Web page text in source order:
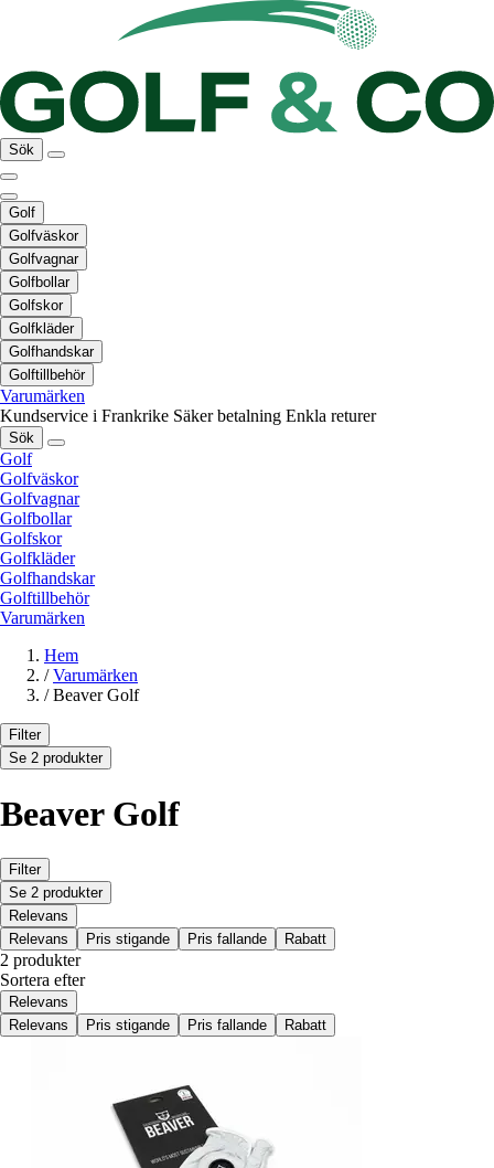
Sök
Golf
Golfväskor
Golfvagnar
Golfbollar
Golfskor
Golfkläder
Golfhandskar
Golftillbehör
Varumärken
Kundservice i Frankrike Säker betalning Enkla returer
Sök
Golf
Golfväskor
Golfvagnar
Golfbollar
Golfskor
Golfkläder
Golfhandskar
Golftillbehör
Varumärken
Hem
/ Varumärken
/ Beaver Golf
Filter
Se 2 produkter
Beaver Golf
Filter
Se 2 produkter
Relevans
Relevans
Pris stigande Pris fallande Rabatt
2 produkter
Sortera efter
Relevans
Relevans
Pris stigande Pris fallande Rabatt